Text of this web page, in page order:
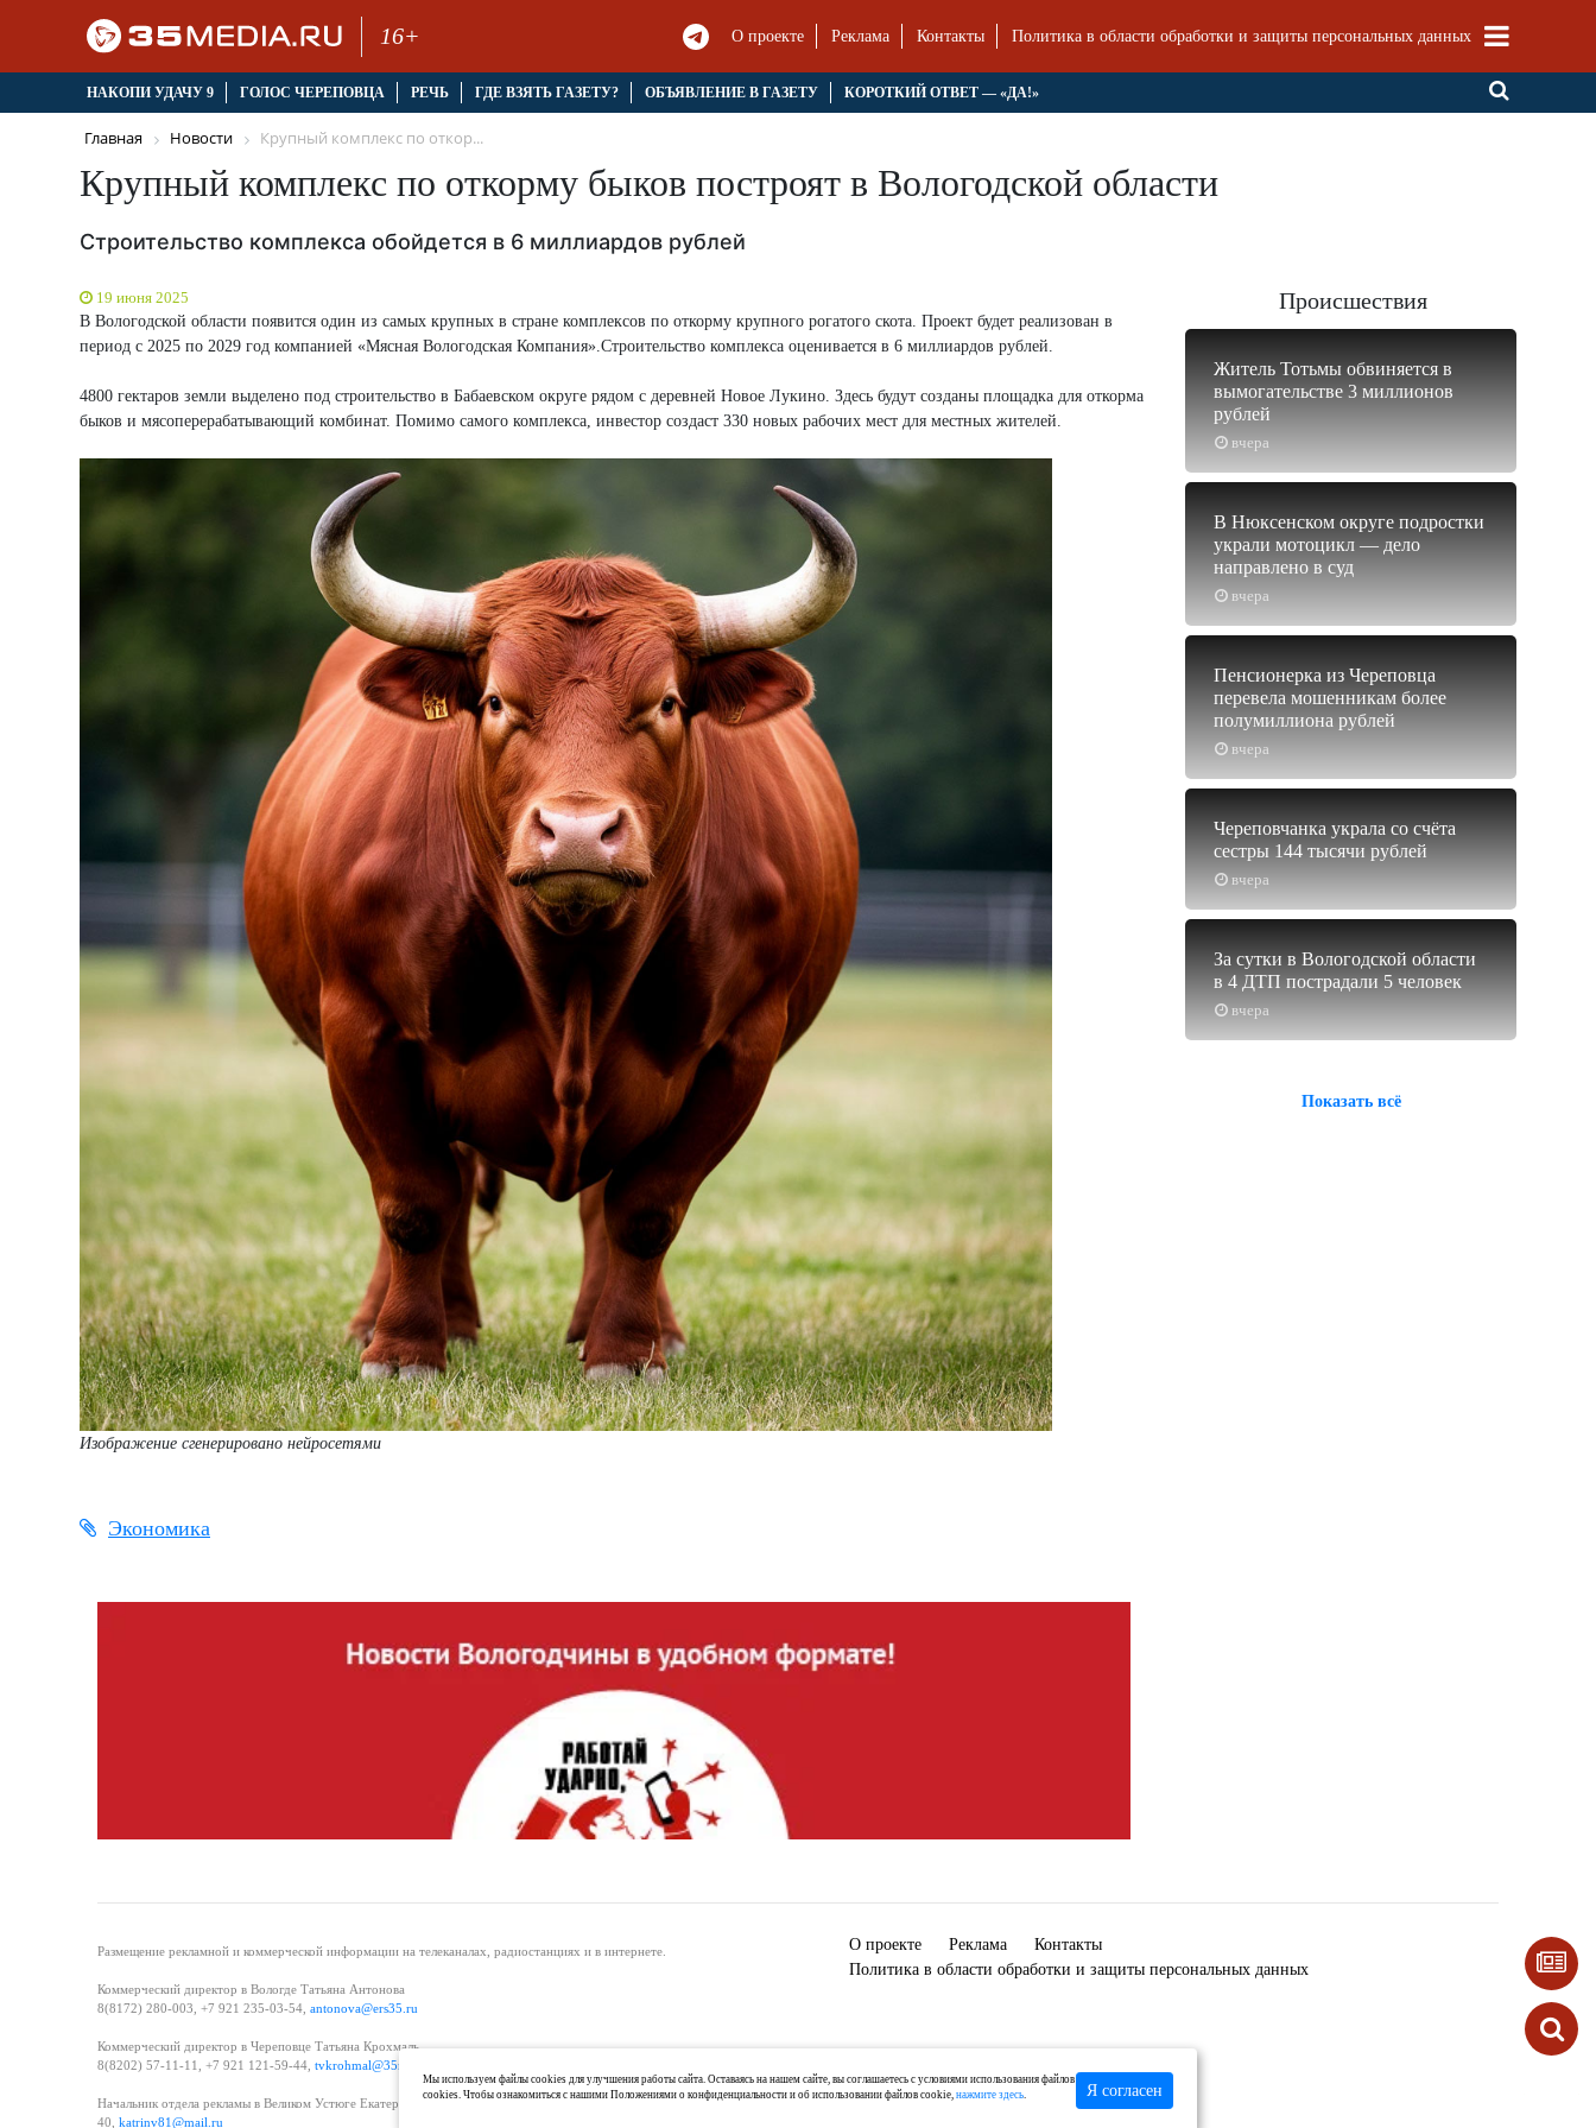
16+ О проекте Реклама Контакты Политика в области обработки и защиты персональных данных
НАКОПИ УДАЧУ 9 ГОЛОС ЧЕРЕПОВЦА РЕЧЬ ГДЕ ВЗЯТЬ ГАЗЕТУ? ОБЪЯВЛЕНИЕ В ГАЗЕТУ КОРОТКИЙ ОТВЕТ — «ДА!»
Главная Новости Крупный комплекс по откор...
Крупный комплекс по откорму быков построят в Вологодской области
Строительство комплекса обойдется в 6 миллиардов рублей
19 июня 2025
В Вологодской области появится один из самых крупных в стране комплексов по откорму крупного рогатого скота. Проект будет реализован в
период с 2025 по 2029 год компанией «Мясная Вологодская Компания».Строительство комплекса оценивается в 6 миллиардов рублей.
4800 гектаров земли выделено под строительство в Бабаевском округе рядом с деревней Новое Лукино. Здесь будут созданы площадка для откорма
быков и мясоперерабатывающий комбинат. Помимо самого комплекса, инвестор создаст 330 новых рабочих мест для местных жителей.
Изображение сгенерировано нейросетями
Экономика
Происшествия
вчера
Житель Тотьмы обвиняется в
вымогательстве 3 миллионов
рублей
вчера
В Нюксенском округе подростки
украли мотоцикл — дело
направлено в суд
вчера
Пенсионерка из Череповца
перевела мошенникам более
полумиллиона рублей
вчера
Череповчанка украла со счёта
сестры 144 тысячи рублей
вчера
За сутки в Вологодской области
в 4 ДТП пострадали 5 человек
Показать всё
Размещение рекламной и коммерческой информации на телеканалах, радиостанциях и в интернете.
Коммерческий директор в Вологде Татьяна Антонова
8(8172) 280-003, +7 921 235-03-54, antonova@ers35.ru
Коммерческий директор в Череповце Татьяна Крохмаль
8(8202) 57-11-11, +7 921 121-59-44, tvkrohmal@35media.ru
Начальник отдела рекламы в Великом Устюге Екатерина Вьюжанина 8(81738) 2-04-44, +7 921 125-06-
40, katrinv81@mail.ru
О проекте Реклама
Контакты
Политика в области обработки и защиты персональных данных
Мы используем файлы cookies для улучшения работы сайта. Оставаясь на нашем сайте, вы соглашаетесь с условиями использования файлов
cookies. Чтобы ознакомиться с нашими Положениями о конфиденциальности и об использовании файлов cookie, нажмите здесь. Я согласен